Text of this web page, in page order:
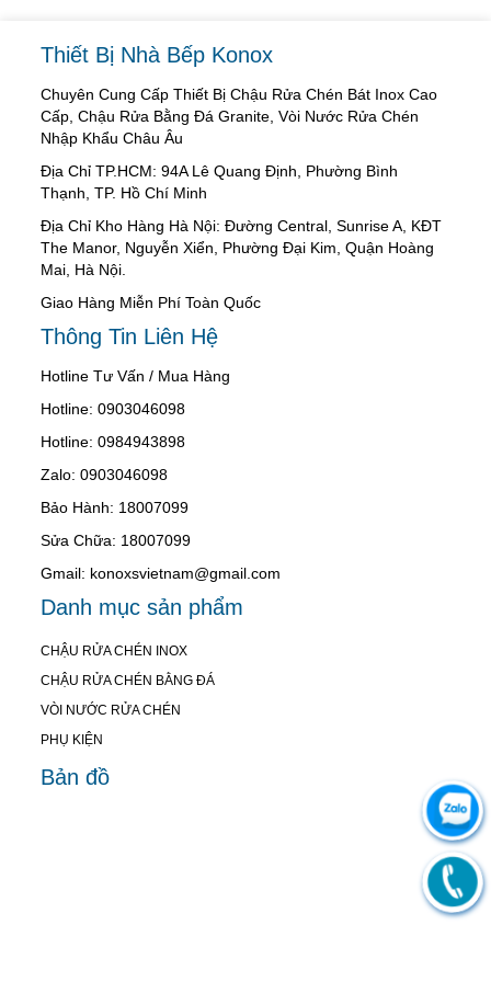
Thiết Bị Nhà Bếp Konox
Chuyên Cung Cấp Thiết Bị Chậu Rửa Chén Bát Inox Cao
Cấp, Chậu Rửa Bằng Đá Granite, Vòi Nước Rửa Chén
Nhập Khẩu Châu Âu
Địa Chỉ TP.HCM: 94A Lê Quang Định, Phường Bình
Thạnh, TP. Hồ Chí Minh
Địa Chỉ Kho Hàng Hà Nội: Đường Central, Sunrise A, KĐT
The Manor, Nguyễn Xiển, Phường Đại Kim, Quận Hoàng
Mai, Hà Nội.
Giao Hàng Miễn Phí Toàn Quốc
Thông Tin Liên Hệ
Hotline Tư Vấn / Mua Hàng
Hotline: 0903046098
Hotline: 0984943898
Zalo: 0903046098
Bảo Hành: 18007099
Sửa Chữa: 18007099
Gmail: konoxsvietnam@gmail.com
Danh mục sản phẩm
CHẬU RỬA CHÉN INOX
CHẬU RỬA CHÉN BẰNG ĐÁ
VÒI NƯỚC RỬA CHÉN
PHỤ KIỆN
Bản đồ